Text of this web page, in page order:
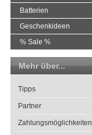
Batterien
Geschenkideen
% Sale %
Mehr über...
Tipps
Partner
Zahlungsmöglichkeiten